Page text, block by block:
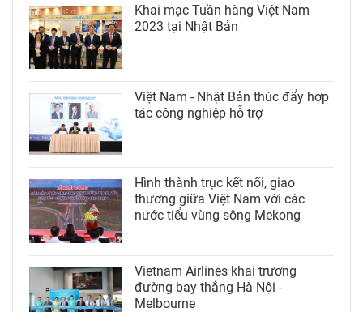
Khai mạc Tuần hàng Việt Nam
2023 tại Nhật Bản
Việt Nam - Nhật Bản thúc đẩy hợp
tác công nghiệp hỗ trợ
Hình thành trục kết nối, giao
thương giữa Việt Nam với các
nước tiểu vùng sông Mekong
Vietnam Airlines khai trương
đường bay thẳng Hà Nội -
Melbourne